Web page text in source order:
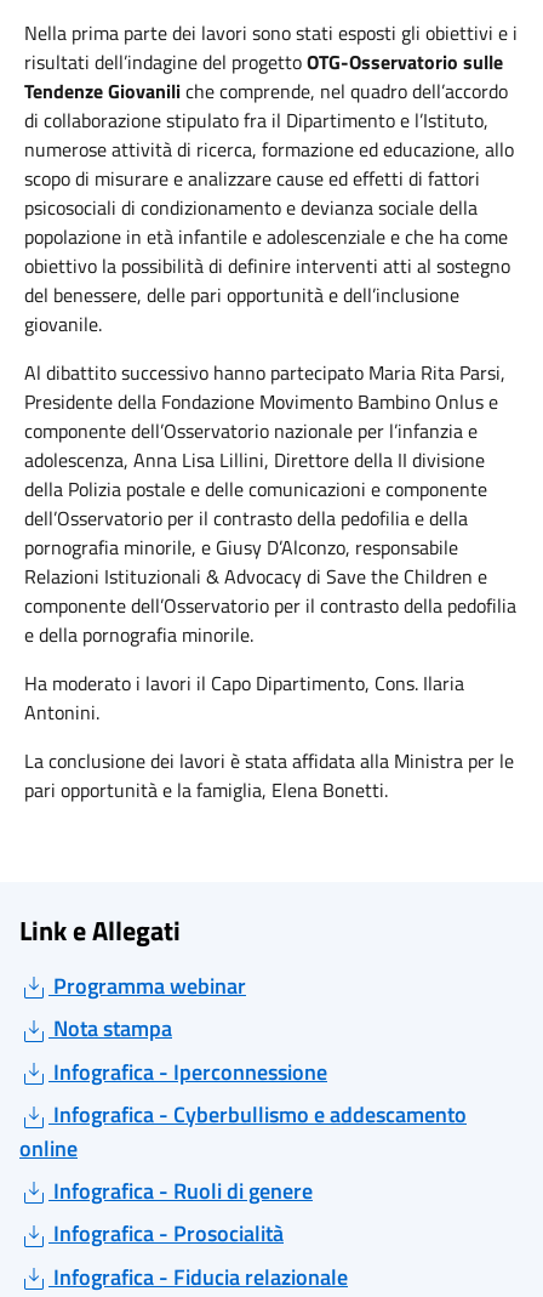
Nella prima parte dei lavori sono stati esposti gli obiettivi e i
risultati dell’indagine del progettoOTG-Osservatorio sulle
Tendenze Giovaniliche comprende, nel quadro dell’accordo
di collaborazione stipulato fra il Dipartimento e l’Istituto,
numerose attività di ricerca, formazione ed educazione, allo
scopo di misurare e analizzare cause ed effetti di fattori
psicosociali di condizionamento e devianza sociale della
popolazione in età infantile e adolescenziale e che ha come
obiettivo la possibilità di definire interventi atti al sostegno
del benessere, delle pari opportunità e dell’inclusione
giovanile.
Al dibattito successivo hanno partecipato Maria Rita Parsi,
Presidente della Fondazione Movimento Bambino Onlus e
componente dell’Osservatorio nazionale per l’infanzia e
adolescenza, Anna Lisa Lillini, Direttore della II divisione
della Polizia postale e delle comunicazioni e componente
dell’Osservatorio per il contrasto della pedofilia e della
pornografia minorile, e Giusy D’Alconzo, responsabile
Relazioni Istituzionali & Advocacy di Save the Children e
componente dell’Osservatorio per il contrasto della pedofilia
e della pornografia minorile.
Ha moderato i lavori il Capo Dipartimento, Cons. Ilaria
Antonini.
La conclusione dei lavori è stata affidata alla Ministra per le
pari opportunità e la famiglia, Elena Bonetti.
Link e Allegati
Programma webinar
Nota stampa
Infografica - Iperconnessione
Infografica - Cyberbullismo e addescamento
online
Infografica - Ruoli di genere
Infografica - Prosocialità
Infografica - Fiducia relazionale